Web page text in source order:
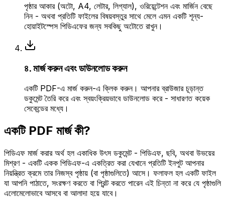
পৃষ্ঠার আকার (অটো, A4, লেটার, লিগ্যাল), ওরিয়েন্টেশন এবং মার্জিন বেছে
নিন - অথবা প্রতিটি ফাইলের বিষয়বস্তুর সাথে মেলে এমন একটি শূন্য-
হোয়াইটস্পেস পিডিএফের জন্য সবকিছু অটোতে রাখুন।
৪. মার্জ করুন এবং ডাউনলোড করুন
একটি PDF-এ মার্জ করুন-এ ক্লিক করুন। আপনার ব্রাউজার চূড়ান্ত
ডকুমেন্ট তৈরি করে এবং স্বয়ংক্রিয়ভাবে ডাউনলোড করে - সাধারণত কয়েক
সেকেন্ডের মধ্যে।
একটি PDF মার্জ কী?
পিডিএফ মার্জ করার অর্থ হল একাধিক উৎস ডকুমেন্ট - পিডিএফ, ছবি, অথবা উভয়ের
মিশ্রণ - একটি একক পিডিএফ-এ একত্রিত করা যেখানে প্রতিটি ইনপুট আপনার
নিয়ন্ত্রিত ক্রমে তার নিজস্ব পৃষ্ঠায় (বা পৃষ্ঠাগুলিতে) আসে। ফলাফল হল একটি ফাইল
যা আপনি পাঠাতে, সংরক্ষণ করতে বা প্রিন্ট করতে পারেন এই চিন্তা না করে যে পৃষ্ঠাগুলি
এলোমেলোভাবে আসবে বা আলাদা হয়ে যাবে।